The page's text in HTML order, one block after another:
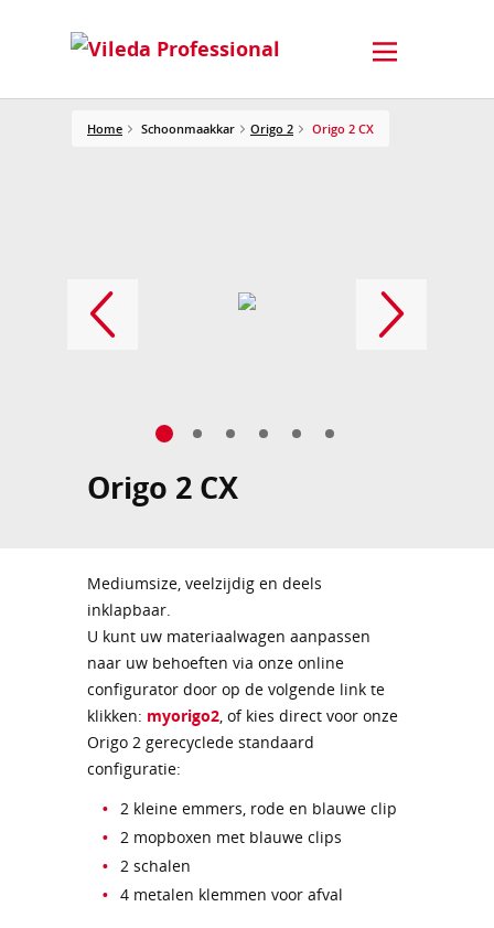
Home Schoonmaakkar Origo 2 Origo 2 CX
Origo 2 CX
Mediumsize, veelzijdig en deels
inklapbaar.
U kunt uw materiaalwagen aanpassen
naar uw behoeften via onze online
configurator door op de volgende link te
klikken: myorigo2 , of kies direct voor onze
Origo 2 gerecyclede standaard
configuratie:
2 kleine emmers, rode en blauwe clip
2 mopboxen met blauwe clips
2 schalen
4 metalen klemmen voor afval